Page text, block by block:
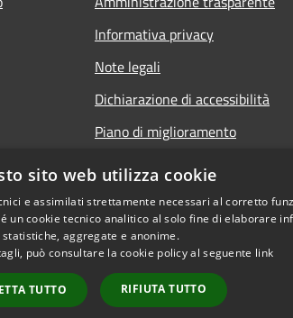
Informativa privacy
Note legali
Dichiarazione di accessibilità
Piano di miglioramento
Copyright © 2026 • Comune
sito web utilizza cookie
e assimilati strettamente necessari al corretto
un cookie tecnico analitico al solo fine di elaborare
statistiche, aggregate e anonime.
può consultare la cookie policy al seguente link
TUTTO RIFIUTA TUTTO